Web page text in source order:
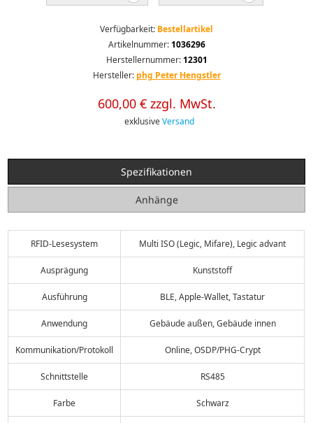
Verfügbarkeit: Bestellartikel
Artikelnummer: 1036296
Herstellernummer: 12301
Hersteller: phg Peter Hengstler
600,00 € zzgl. MwSt.
exklusiveVersand
Spezifikationen
Anhänge
RFID-Lesesystem Multi ISO (Legic, Mifare), Legic advant
Ausprägung Kunststoff
Ausführung BLE, Apple-Wallet, Tastatur
Anwendung Gebäude außen, Gebäude innen
Kommunikation/Protokoll Online, OSDP/PHG-Crypt
Schnittstelle RS485
Farbe Schwarz